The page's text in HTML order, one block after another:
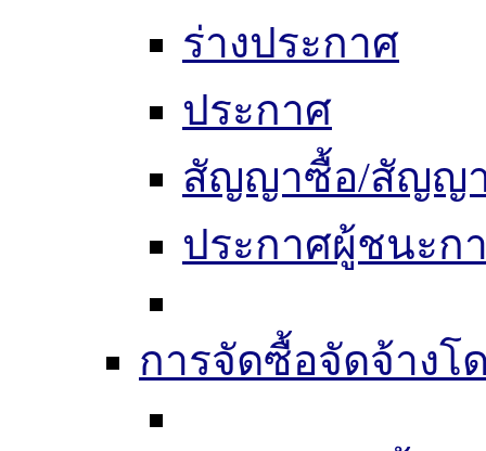
ร่างประกาศ
ประกาศ
สัญญาซื้อ/สัญญ
ประกาศผู้ชนะก
การจัดซื้อจัดจ้างโ